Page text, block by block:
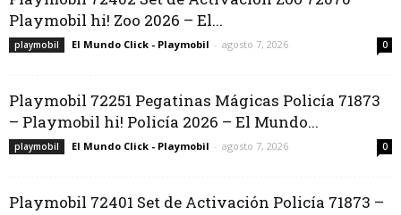
Playmobil hi! Zoo 2026 – El...
playmobil El Mundo Click - Playmobil - agosto 7, 2026 0
Playmobil 72251 Pegatinas Mágicas Policía 71873
– Playmobil hi! Policía 2026 – El Mundo...
playmobil El Mundo Click - Playmobil - agosto 7, 2026 0
Playmobil 72401 Set de Activación Policía 71873 –